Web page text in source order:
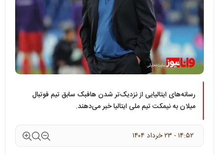
رسانه‌های ایتالیایی از نزدیک‌تر شدن هافبک سابق تیم فوتبال
میلان به نیمکت تیم ملی ایتالیا خبر می‌دهند.
۱۴:۵۲ - ۲۳ خرداد ۱۴۰۴